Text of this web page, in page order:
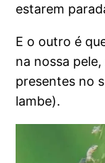
estarem
E o outro é
na nossa
presentes no
lambe).